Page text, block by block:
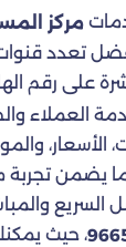
مركز
تعدد قنوات
على رقم
العملاء
الأسعار،
يضمن تجربة
، حيث